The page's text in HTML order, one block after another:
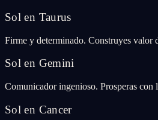
Sol en Taurus
Firme y determinado. Construyes valor
Sol en Gemini
Comunicador ingenioso. Prosperas con
Sol en Cancer